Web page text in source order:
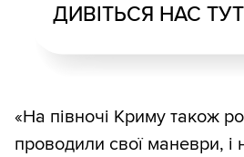
ДИВІТЬСЯ НАС ТУТ
«На півночі Криму також
проводили свої маневри, і